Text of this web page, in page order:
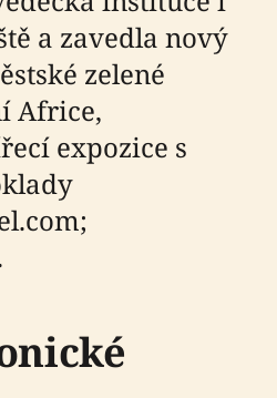
a zavedla nový
zelené
Africe,
expozice s